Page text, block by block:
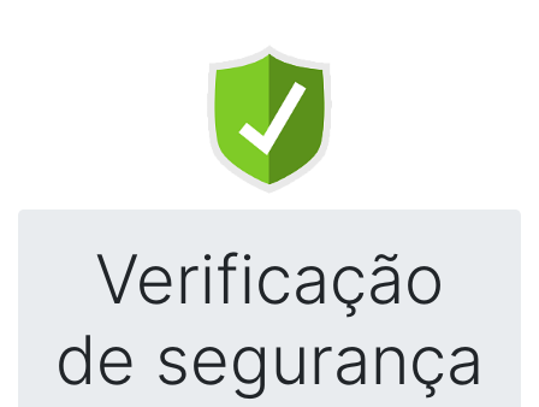
Verificação
de segurança